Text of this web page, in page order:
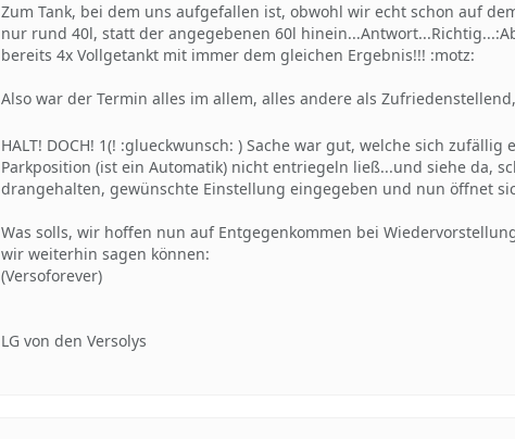
Zum Tank, bei dem uns aufgefallen ist, obwohl wir echt schon auf
nur rund 40l, statt der angegebenen 60l
bereits 4x Vollgetankt mit immer dem gleichen Ergebnis!!! :motz:
Also war der Termin alles im allem, alles andere als
HALT! DOCH! 1(! :glueckwunsch: ) Sache war gut, welche sich
Parkposition (ist ein Automatik) nicht entriegeln ließ...und siehe da,
drangehalten, gewünschte Einstellung eingegeben und nun öffnet
Was solls, wir hoffen nun auf Entgegenkommen bei
wir weiterhin sagen können:
(Versoforever)
LG von den Versolys